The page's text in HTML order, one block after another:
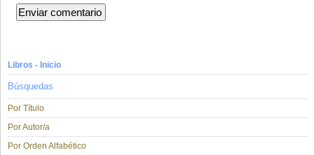
Libros - Inicio
Búsquedas
Por Título
Por Autor/a
Por Orden Alfabético